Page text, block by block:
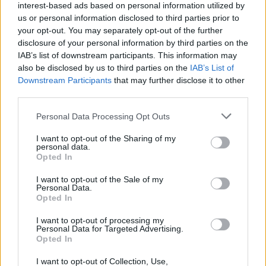
interest-based ads based on personal information utilized by
us or personal information disclosed to third parties prior to
your opt-out. You may separately opt-out of the further
disclosure of your personal information by third parties on the
IAB’s list of downstream participants. This information may
also be disclosed by us to third parties on the IAB’s List of
Downstream Participants that may further disclose it to other
Personal Data Processing Opt Outs
I want to opt-out of the Sharing of my
personal data.
Opted In
I want to opt-out of the Sale of my
Personal Data.
Opted In
I want to opt-out of processing my
Personal Data for Targeted Advertising.
Opted In
I want to opt-out of Collection, Use,
Πόλεμος στο Ιράν: «Θα εμπλουτίσουμε
ουράνιο στο 90%» απειλεί η Τεχεράνη –
Γιβραλτάρ
ΗΠΑ κόστος
ΕΙΔΗΣΕΙΣ ΣΗΜΕΡΑ
Η απόδραση, η φούσκα και οι προφήτες